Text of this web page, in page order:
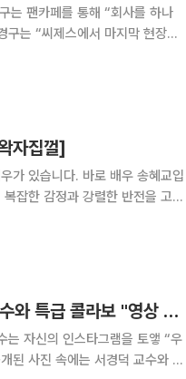
자집껄]
잡한 감정과 강렬한 반전을 고스
이수지, '대치맘' 다음은 '독도' 지킴이⋯서경덕 교수와 특급 콜라보 "영상 내레이션 참여"